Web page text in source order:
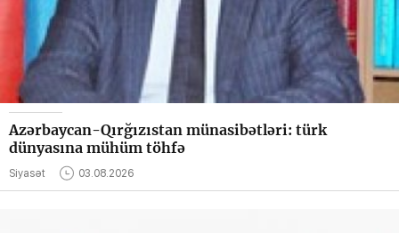
Azərbaycan-Qırğızıstan münasibətləri: türk
dünyasına mühüm töhfə
Siyasət 03.08.2026